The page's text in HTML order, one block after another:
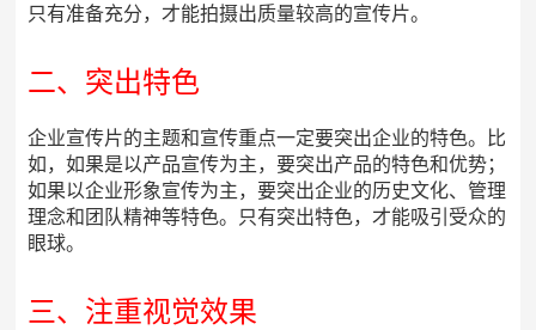
只有准备充分，才能拍摄出质量较高的宣传片。
二、突出特色
企业宣传片的主题和宣传重点一定要突出企业的特色。比
如，如果是以产品宣传为主，要突出产品的特色和优势；
如果以企业形象宣传为主，要突出企业的历史文化、管理
理念和团队精神等特色。只有突出特色，才能吸引受众的
眼球。
三、注重视觉效果